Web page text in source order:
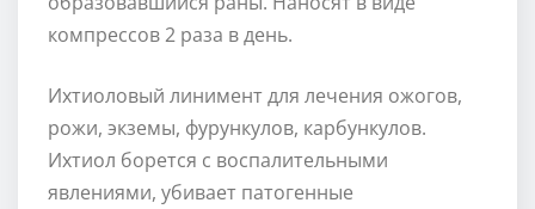
компрессов 2 раза в день.
Ихтиоловый линимент для лечения ожогов,
рожи, экземы, фурункулов, карбункулов.
Ихтиол борется с воспалительными
явлениями, убивает патогенные